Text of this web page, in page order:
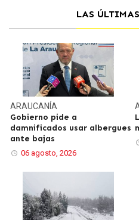
LAS
ARAUCANÍA
Gobierno pide a
damnificados usar albergues
ante bajas
06 agosto, 2026